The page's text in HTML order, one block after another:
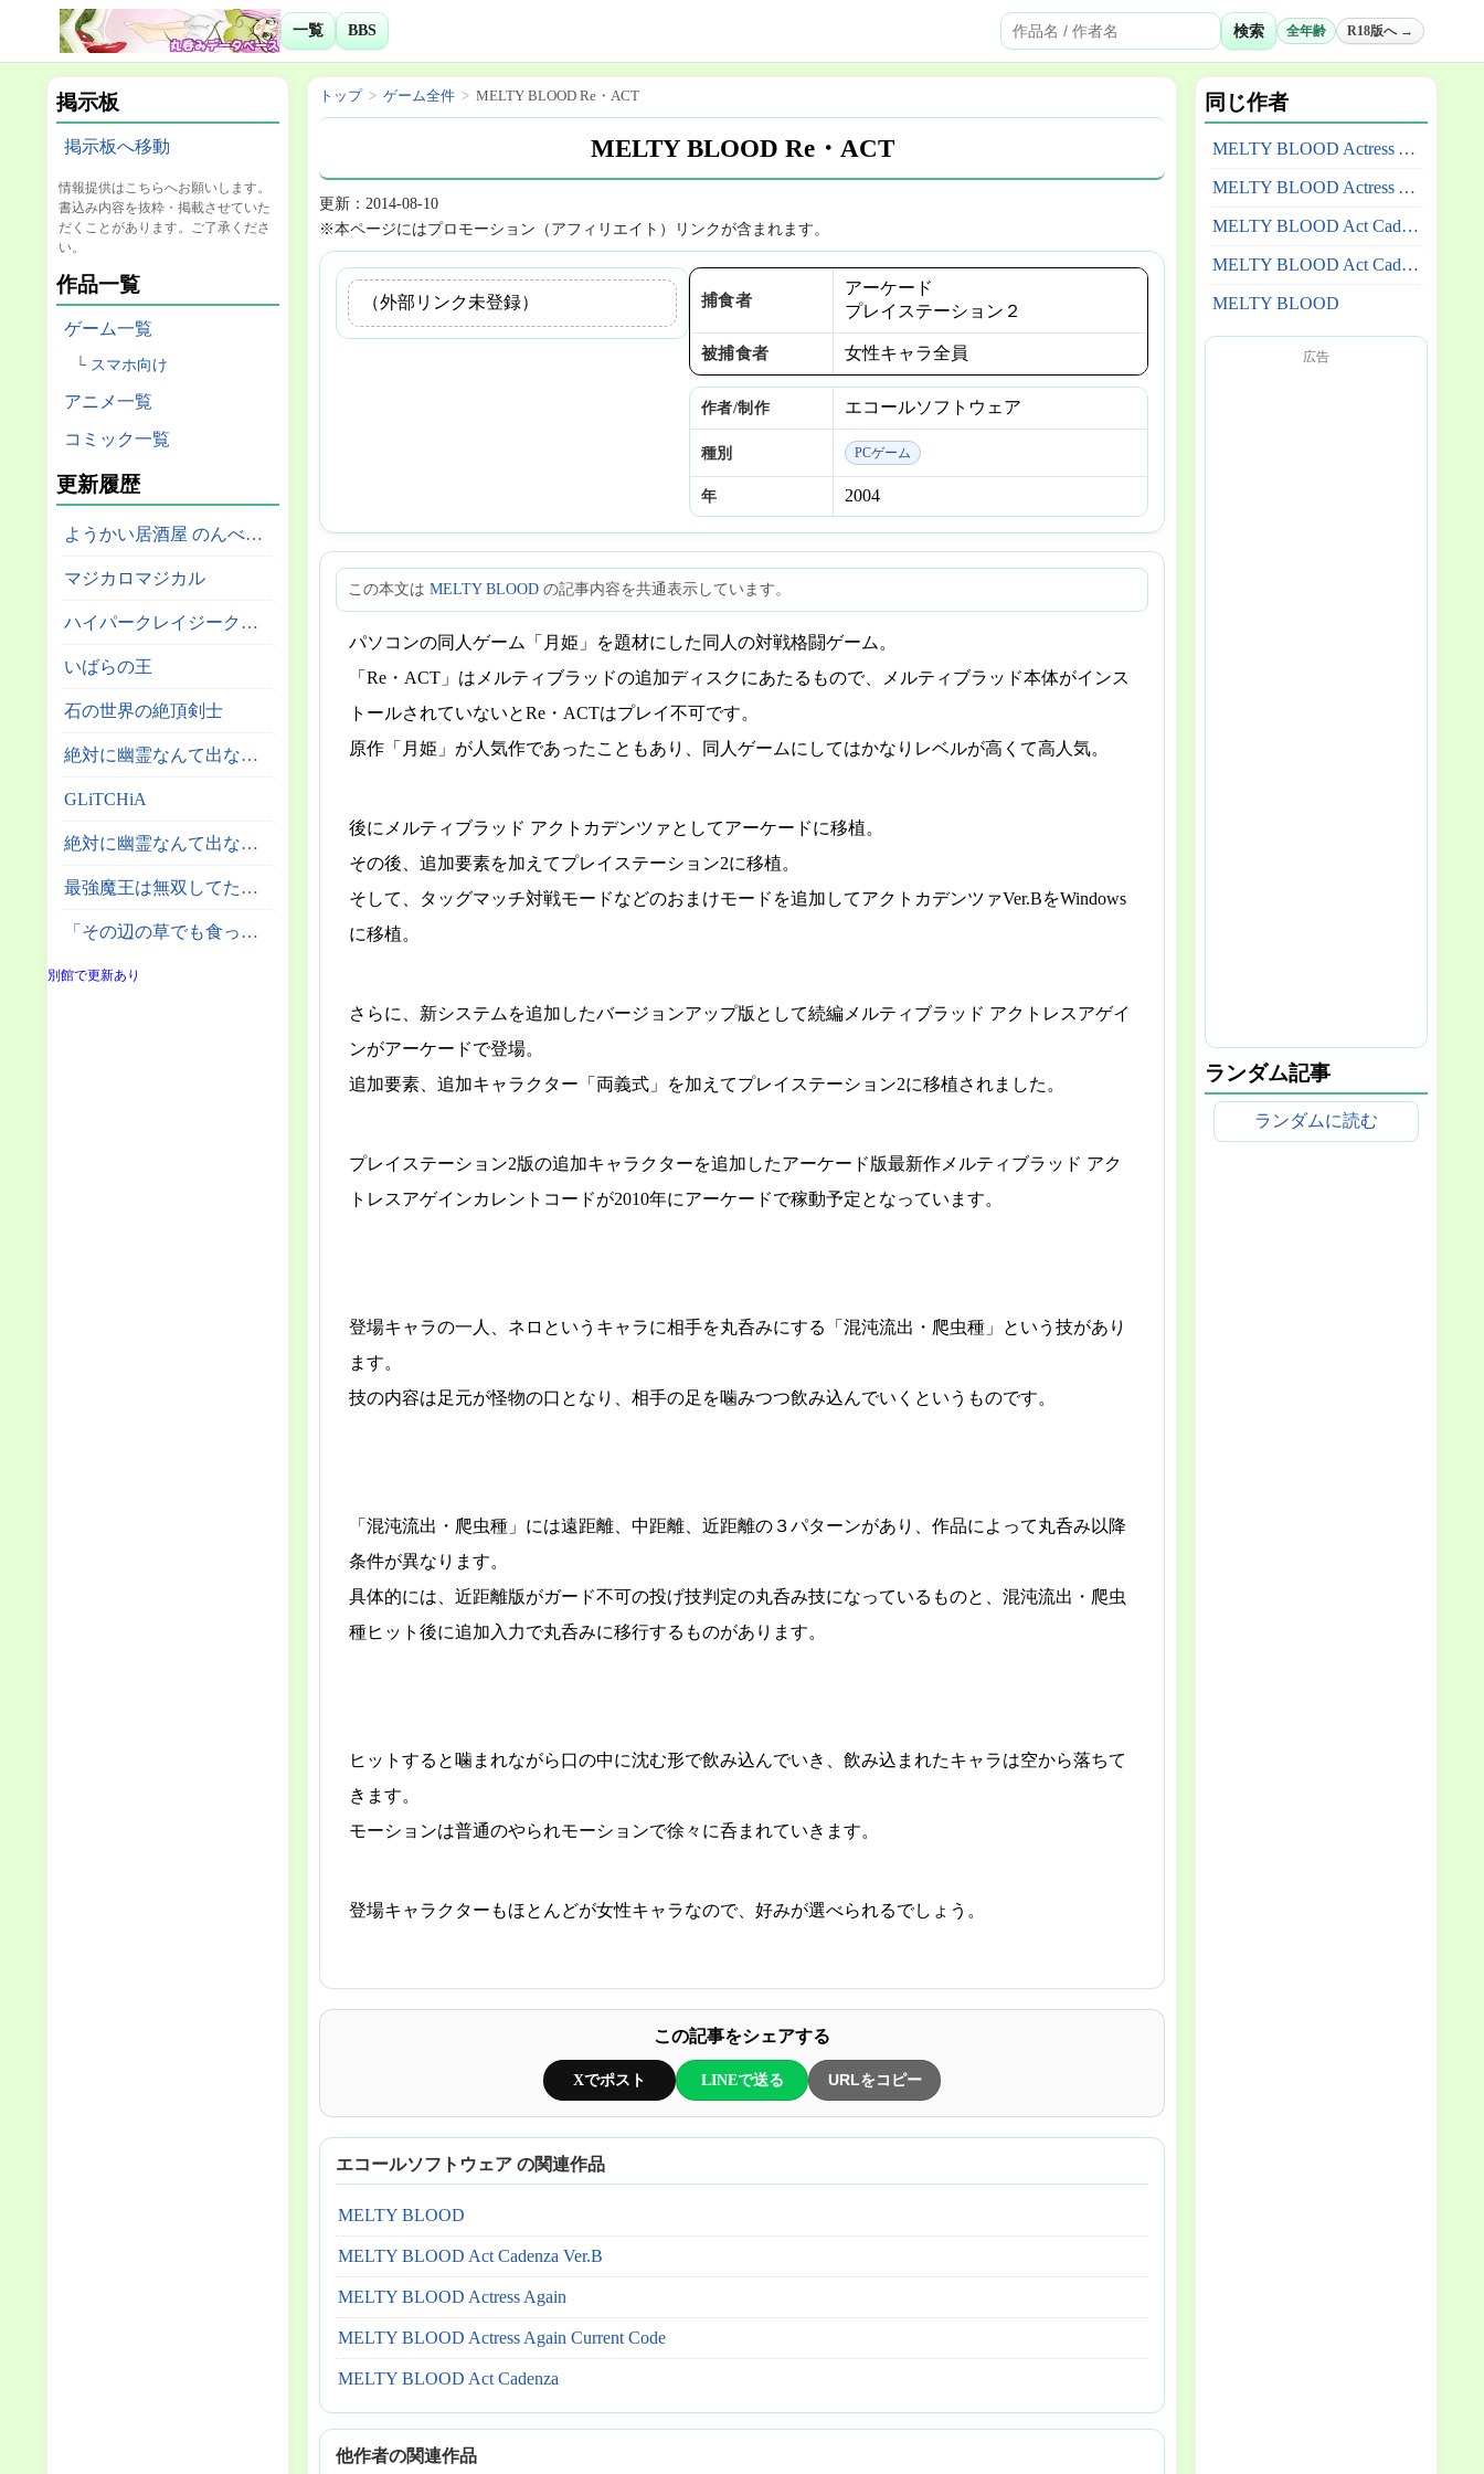
一覧 BBS 検索 全年齢 R18版へ →
掲示板
掲示板へ移動
情報提供はこちらへお願いします。
書込み内容を抜粋・掲載させていた
だくことがあります。ご了承くださ
い。
作品一覧
ゲーム一覧
スマホ向け
アニメ一覧
コミック一覧
更新履歴
ようかい居酒屋 のんべれケ。
マジカロマジカル
ハイパークレイジークライマー
いばらの王
石の世界の絶頂剣士
絶対に幽霊なんて出ないサーカス団
GLiTCHiA
絶対に幽霊なんて出ない高層エレベーター
最強魔王は無双してたのに ～女体化解除のカギは人助けの旅でした～
「その辺の草でも食っとけ」と追放された無能スキル【植物食い】持ち転生者、エルフの里で幻の植物を食べて無双する
別館で更新あり
トップ ゲーム全件 MELTY BLOOD Re・ACT
MELTY BLOOD Re・ACT
更新：2014-08-10
※本ページにはプロモーション（アフィリエイト）リンクが含まれます。
（外部リンク未登録） 捕食者
アーケード
プレイステーション２
被捕食者 女性キャラ全員
作者/制作 エコールソフトウェア
種別 PCゲーム
年 2004
この本文は MELTY BLOOD の記事内容を共通表示しています。
パソコンの同人ゲーム「月姫」を題材にした同人の対戦格闘ゲーム。
「Re・ACT」はメルティブラッドの追加ディスクにあたるもので、メルティブラッド本体がインス
トールされていないとRe・ACTはプレイ不可です。
原作「月姫」が人気作であったこともあり、同人ゲームにしてはかなりレベルが高くて高人気。
後にメルティブラッド アクトカデンツァとしてアーケードに移植。
その後、追加要素を加えてプレイステーション2に移植。
そして、タッグマッチ対戦モードなどのおまけモードを追加してアクトカデンツァVer.BをWindows
に移植。
さらに、新システムを追加したバージョンアップ版として続編メルティブラッド アクトレスアゲイ
ンがアーケードで登場。
追加要素、追加キャラクター「両義式」を加えてプレイステーション2に移植されました。
プレイステーション2版の追加キャラクターを追加したアーケード版最新作メルティブラッド アク
トレスアゲインカレントコードが2010年にアーケードで稼動予定となっています。
登場キャラの一人、ネロというキャラに相手を丸呑みにする「混沌流出・爬虫種」という技があり
ます。
技の内容は足元が怪物の口となり、相手の足を噛みつつ飲み込んでいくというものです。
「混沌流出・爬虫種」には遠距離、中距離、近距離の３パターンがあり、作品によって丸呑み以降
条件が異なります。
具体的には、近距離版がガード不可の投げ技判定の丸呑み技になっているものと、混沌流出・爬虫
種ヒット後に追加入力で丸呑みに移行するものがあります。
ヒットすると噛まれながら口の中に沈む形で飲み込んでいき、飲み込まれたキャラは空から落ちて
きます。
モーションは普通のやられモーションで徐々に呑まれていきます。
登場キャラクターもほとんどが女性キャラなので、好みが選べられるでしょう。
この記事をシェアする
Xでポスト LINEで送る URLをコピー
エコールソフトウェア の関連作品
MELTY BLOOD
MELTY BLOOD Act Cadenza Ver.B
MELTY BLOOD Actress Again
MELTY BLOOD Actress Again Current Code
MELTY BLOOD Act Cadenza
他作者の関連作品
同じ作者
MELTY BLOOD Actress Again Current Code
MELTY BLOOD Actress Again
MELTY BLOOD Act Cadenza Ver.B
MELTY BLOOD Act Cadenza
MELTY BLOOD
広告
ランダム記事
ランダムに読む